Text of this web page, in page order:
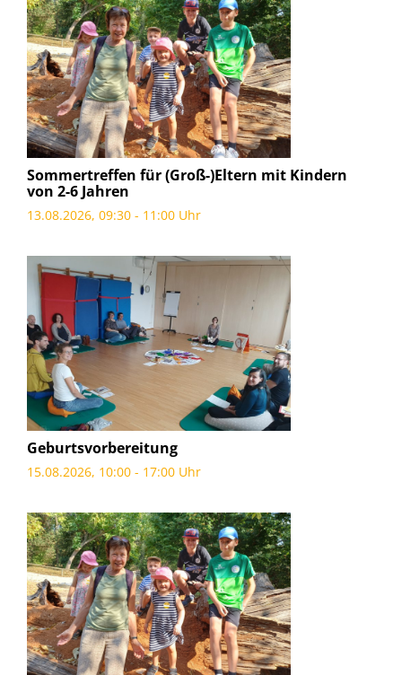
Sommertreffen für (Groß-)Eltern mit Kindern
von 2-6 Jahren
13.08.2026, 09:30 - 11:00 Uhr
Geburtsvorbereitung
15.08.2026, 10:00 - 17:00 Uhr